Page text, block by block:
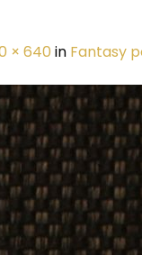
× 640 in Fantasy